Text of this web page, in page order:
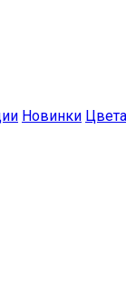
Новинки Цвета